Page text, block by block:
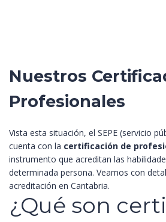
Nuestros
Profesionales
Vista esta situación, el SEPE (servicio
cuenta con la certificación de
instrumento que acreditan las
determinada persona. Veamos con
acreditación en Cantabria.
¿Qué son